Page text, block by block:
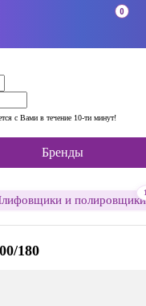
с Вами в течение 10-ти минут!
0
Бренды
и полировщики
180